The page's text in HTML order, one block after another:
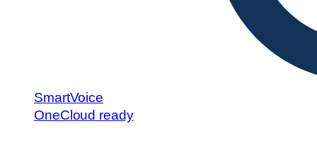
SmartVoice
OneCloud ready